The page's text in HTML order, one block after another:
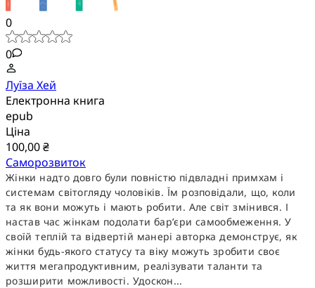
0
0
Луїза Хей
Електронна книга
epub
Ціна
100,00 ₴
Саморозвиток
Жінки надто довго були повністю підвладні примхам і
системам світогляду чоловіків. Їм розповідали, що, коли
та як вони можуть і мають робити. Але світ змінився. І
настав час жінкам подолати бар’єри самообмеження. У
своїй теплій та відвертій манері авторка демонструє, як
жінки будь-якого статусу та віку можуть зробити своє
життя мегапродуктивним, реалізувати таланти та
розширити можливості. Удоскон...